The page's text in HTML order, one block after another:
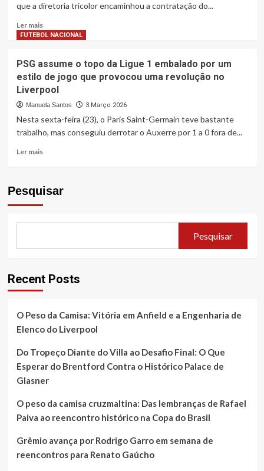
que a diretoria tricolor encaminhou a contratação do...
Ler maisLeia
mais
avança
por
Rodrigo
Garro
semana
de
FUTEBOL NACIONAL
PSG assume o topo da Ligue 1 embalado por um
estilo de jogo que provocou uma revolução no
Liverpool
Manuela Santos 3 Março 2026
Nesta sexta-feira (23), o Paris Saint-Germain teve bastante
trabalho, mas conseguiu derrotar o Auxerre por 1 a 0 fora de...
Ler maisLeia
assume
o
1
por
um
jogo
que
uma
revolução
Liverpool
Pesquisar
Pesquisar
Recent Posts
O Peso da Camisa: Vitória em Anfield e a Engenharia de
Elenco do Liverpool
Do Tropeço Diante do Villa ao Desafio Final: O Que
Esperar do Brentford Contra o Histórico Palace de
Glasner
O peso da camisa cruzmaltina: Das lembranças de Rafael
Paiva ao reencontro histórico na Copa do Brasil
Grêmio avança por Rodrigo Garro em semana de
reencontros para Renato Gaúcho